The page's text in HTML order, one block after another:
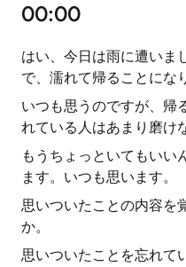
00:00
はい、今日は雨に遭いま
で、濡れて帰ることにな
いつも思うのですが、帰
れている人はあまり磨け
もうちょっといてもいい
ます。いつも思います。
思いついたことの内容を
か。
思いついたことを忘れて